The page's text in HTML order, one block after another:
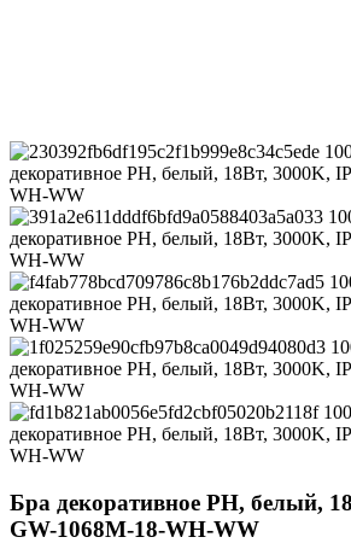
Бра декоративное PH, белый,
GW-1068M-18-WH-WW